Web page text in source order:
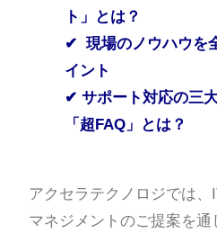
ト」とは？
✔ 現場のノウハウを
イント
✔ サポート対応の三
「超FAQ」とは？
アクセラテクノロジでは
マネジメントのご提案を